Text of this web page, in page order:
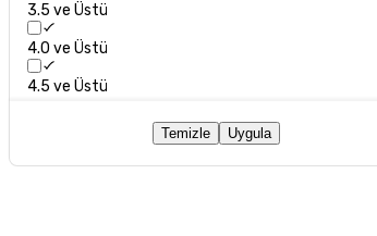
3.5 ve Üstü
4.0 ve Üstü
4.5 ve Üstü
Temizle Uygula